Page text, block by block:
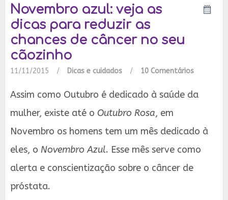
Novembro azul: veja as
dicas para reduzir as
chances de câncer no seu
cãozinho
11/11/2015 / Dicas e cuidados / 10 Comentários
Assim como Outubro é dedicado à saúde da
mulher, existe até o Outubro Rosa, em
Novembro os homens tem um mês dedicado à
eles, o Novembro Azul. Esse mês serve como
alerta e conscientização sobre o câncer de
próstata.